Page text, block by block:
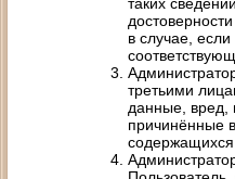
в случае,
третьими
данные, вред,
причинённые